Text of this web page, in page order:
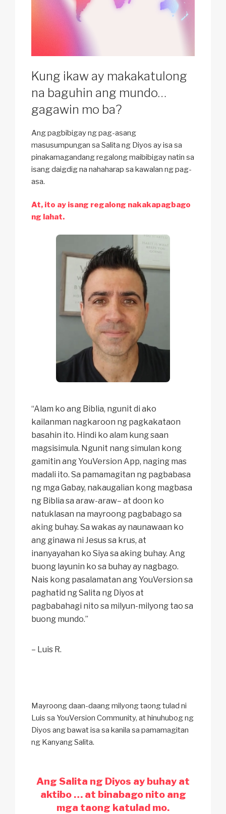
Kung ikaw ay makakatulong
na baguhin ang mundo…
gagawin mo ba?
Ang pagbibigay ng pag-asang
masusumpungan sa Salita ng Diyos ay isa sa
pinakamagandang regalong maibibigay natin sa
isang daigdig na nahaharap sa kawalan ng pag-
asa.
At, ito ay isang regalong nakakapagbago
ng lahat.
“Alam ko ang Biblia, ngunit di ako
kailanman nagkaroon ng pagkakataon
basahin ito. Hindi ko alam kung saan
magsisimula. Ngunit nang simulan kong
gamitin ang YouVersion App, naging mas
madali ito. Sa pamamagitan ng pagbabasa
ng mga Gabay, nakaugalian kong magbasa
ng Biblia sa araw-araw– at doon ko
natuklasan na mayroong pagbabago sa
aking buhay. Sa wakas ay naunawaan ko
ang ginawa ni Jesus sa krus, at
inanyayahan ko Siya sa aking buhay. Ang
buong layunin ko sa buhay ay nagbago.
Nais kong pasalamatan ang YouVersion sa
paghatid ng Salita ng Diyos at
pagbabahagi nito sa milyun-milyong tao sa
buong mundo.”
– Luis R.
Mayroong daan-daang milyong taong tulad ni
Luis sa YouVersion Community, at hinuhubog ng
Diyos ang bawat isa sa kanila sa pamamagitan
ng Kanyang Salita.
Ang Salita ng Diyos ay buhay at
aktibo … at binabago nito ang
mga taong katulad mo.